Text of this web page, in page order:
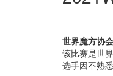
世界魔方协
该比赛是世
选手因不熟